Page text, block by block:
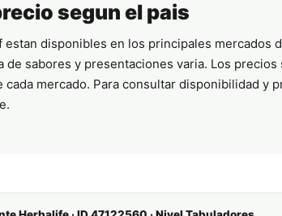
segun el pais
estan disponibles en los principales mercados
de sabores y presentaciones varia. Los
mercado. Para consultar disponibilidad y